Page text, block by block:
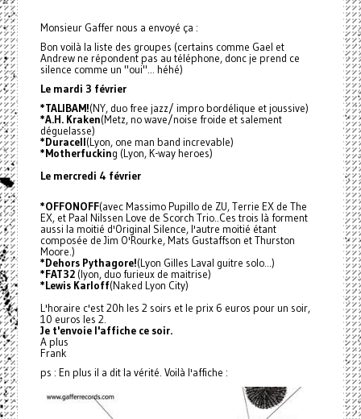
Monsieur Gaffer nous a envoyé ça :
Bon voilà la liste des groupes (certains comme Gael et
Andrew ne répondent pas au téléphone, donc je prend ce
silence comme un "oui"... héhé)
Le mardi 3 février
*TALIBAM!(NY, duo free jazz/ impro bordélique et joussive)
*A.H. Kraken(Metz, no wave/noise froide et salement
déguelasse)
*Duracell(Lyon, one man band increvable)
*Motherfucking (Lyon, K-way heroes)
Le mercredi 4 février
*OFFONOFF(avec Massimo Pupillo de ZU, Terrie EX de The
EX, et Paal Nilssen Love de Scorch Trio..Ces trois là forment
aussi la moitié d'Original Silence, l'autre moitié étant
composée de Jim O'Rourke, Mats Gustaffson et Thurston
Moore.)
*Dehors Pythagore!(Lyon Gilles Laval guitre solo...)
*FAT32(lyon, duo furieux de maitrise)
*Lewis Karloff(Naked Lyon City)
L'horaire c'est 20h les 2 soirs et le prix 6 euros pour un soir,
10 euros les 2.
Je t'envoie l'affiche ce soir.
A plus
Frank
ps : En plus il a dit la vérité. Voilà l'affiche :